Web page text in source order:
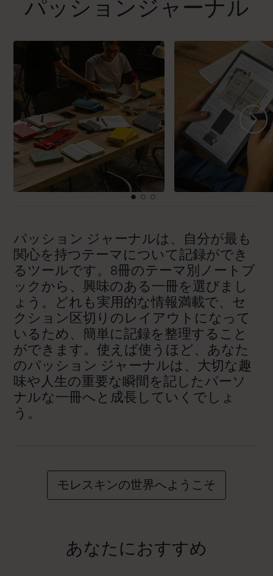
パッションジャーナル
パッション ジャーナルは、自分が最も
関心を持つテーマについて記録ができ
るツールです。8冊のテーマ別ノートブ
ックから、興味のある一冊を選びまし
ょう。どれも実用的な情報満載で、セ
クション区切りのレイアウトになって
いるため、簡単に記録を整理すること
ができます。使えば使うほど、あなた
のパッション ジャーナルは、大切な趣
味や人生の重要な瞬間を記したパーソ
ナルな一冊へと成長していくでしょ
う。
モレスキンの世界へようこそ
あなたにおすすめ